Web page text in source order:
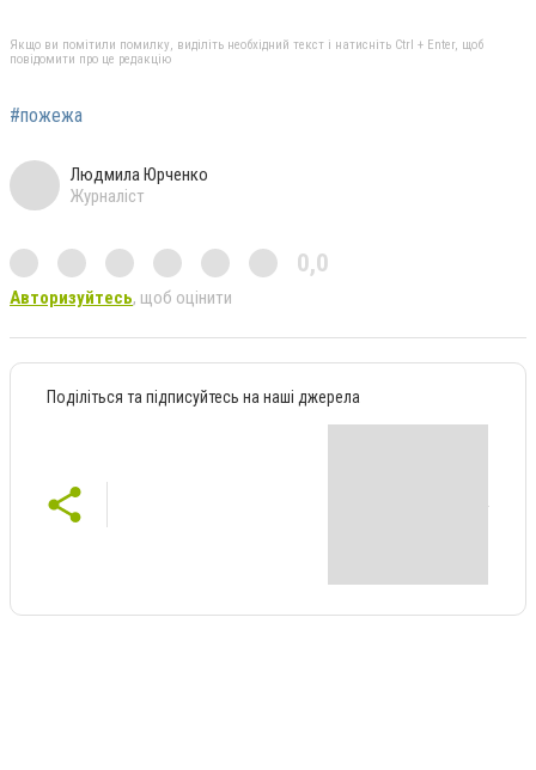
Якщо ви помітили помилку, виділіть необхідний текст і натисніть Ctrl + Enter, щоб
повідомити про це редакцію
#пожежа
Людмила Юрченко
Журналіст
0,0
Авторизуйтесь, щоб оцінити
Поділіться та підписуйтесь на наші джерела